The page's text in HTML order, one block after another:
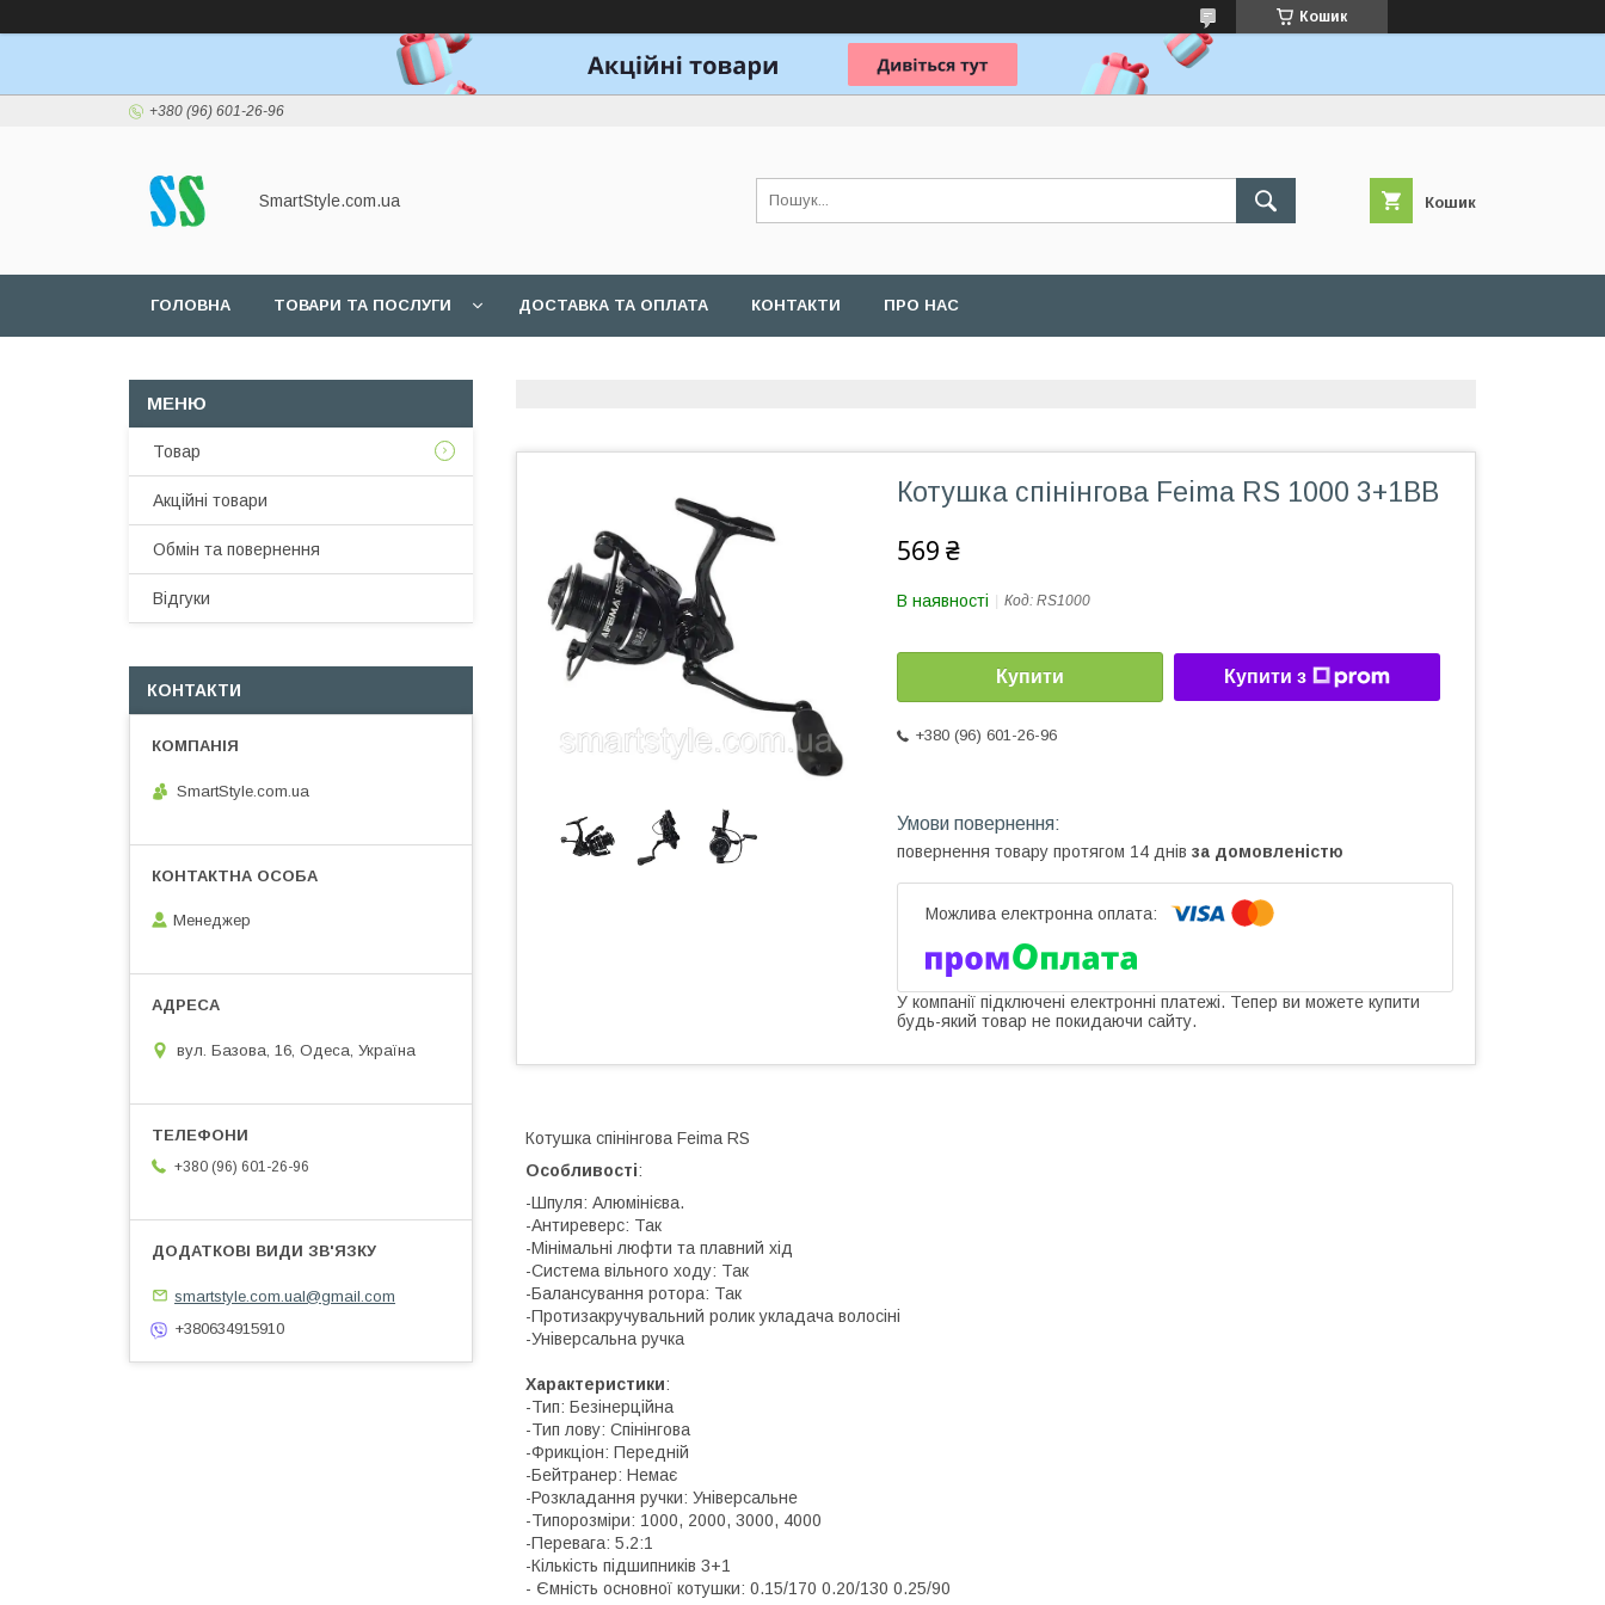
Кошик
+380 (96) 601-26-96
SmartStyle.com.ua Кошик
ГОЛОВНА ТОВАРИ ТА ПОСЛУГИ ДОСТАВКА ТА ОПЛАТА КОНТАКТИ ПРО НАС
Котушка спінінгова Feima RS 1000 3+1BB
569 ₴
В наявності Код: RS1000
Купити Купити з
+380 (96) 601-26-96
повернення товару протягом 14 днів за домовленістю
У компанії підключені електронні платежі. Тепер ви можете купити
будь-який товар не покидаючи сайту.
Котушка спінінгова Feima RS
Особливості:
-Шпуля: Алюмінієва.
-Антиреверс: Так
-Мінімальні люфти та плавний хід
-Система вільного ходу: Так
-Балансування ротора: Так
-Протизакручувальний ролик укладача волосіні
-Універсальна ручка
Характеристики:
-Тип: Безінерційна
-Тип лову: Спінінгова
-Фрикціон: Передній
-Бейтранер: Немає
-Розкладання ручки: Універсальне
-Типорозміри: 1000, 2000, 3000, 4000
-Перевага: 5.2:1
-Кількість підшипників 3+1
- Ємність основної котушки: 0.15/170 0.20/130 0.25/90
Товар
Акційні товари
Обмін та повернення
Відгуки
КОНТАКТИ
SmartStyle.com.ua
Менеджер
вул. Базова, 16, Одеса, Україна
+380 (96) 601-26-96
smartstyle.com.ual@gmail.com
+380634915910